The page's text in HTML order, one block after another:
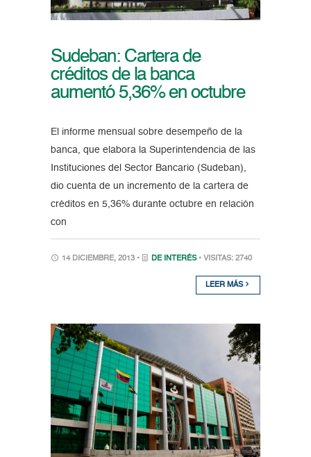
Sudeban: Cartera de
créditos de la banca
aumentó 5,36% en octubre
El informe mensual sobre desempeño de la
banca, que elabora la Superintendencia de las
Instituciones del Sector Bancario (Sudeban),
dio cuenta de un incremento de la cartera de
créditos en 5,36% durante octubre en relación
con
14 DICIEMBRE, 2013 • DE INTERÉS • VISITAS: 2740
LEER MÁS